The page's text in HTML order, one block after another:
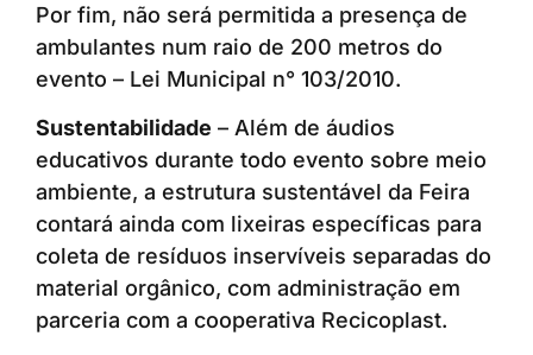
Por fim, não será permitida a presença de
ambulantes num raio de 200 metros do
evento – Lei Municipal n° 103/2010.
Sustentabilidade – Além de áudios
educativos durante todo evento sobre meio
ambiente, a estrutura sustentável da Feira
contará ainda com lixeiras específicas para
coleta de resíduos inservíveis separadas do
material orgânico, com administração em
parceria com a cooperativa Recicoplast.